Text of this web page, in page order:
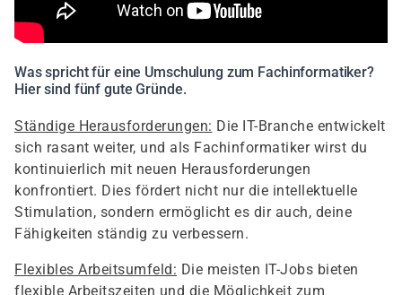
Was spricht für eine Umschulung zum Fachinformatiker?
Hier sind fünf gute Gründe.
Ständige Herausforderungen: Die IT-Branche entwickelt
sich rasant weiter, und als Fachinformatiker wirst du
kontinuierlich mit neuen Herausforderungen
konfrontiert. Dies fördert nicht nur die intellektuelle
Stimulation, sondern ermöglicht es dir auch, deine
Fähigkeiten ständig zu verbessern.
Flexibles Arbeitsumfeld: Die meisten IT-Jobs bieten
flexible Arbeitszeiten und die Möglichkeit zum